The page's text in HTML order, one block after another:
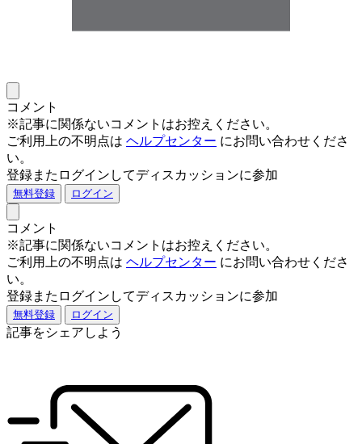
コメント
※記事に関係ないコメントはお控えください。
ご利用上の不明点は ヘルプセンター にお問い合わせくださ
い。
登録またログインしてディスカッションに参加
無料登録 ログイン
コメント
※記事に関係ないコメントはお控えください。
ご利用上の不明点は ヘルプセンター にお問い合わせくださ
い。
登録またログインしてディスカッションに参加
無料登録 ログイン
記事をシェアしよう